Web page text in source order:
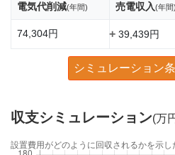
電気代削減(年間) 売電収入(年間)
74,304円 +39,439円
シミュレーション
収支シミュレーション(万
設置費用がどのように回収されるかを示し